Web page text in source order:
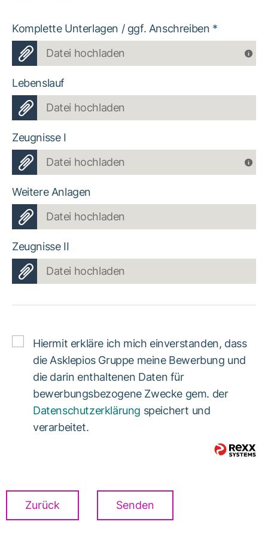
Komplette Unterlagen / ggf. Anschreiben *
Datei hochladen
Lebenslauf
Datei hochladen
Zeugnisse I
Datei hochladen
Weitere Anlagen
Datei hochladen
Zeugnisse II
Datei hochladen
Hiermit erkläre ich mich einverstanden, dass
die Asklepios Gruppe meine Bewerbung und
die darin enthaltenen Daten für
bewerbungsbezogene Zwecke gem. der
Datenschutzerklärung speichert und
verarbeitet.
Zurück Senden